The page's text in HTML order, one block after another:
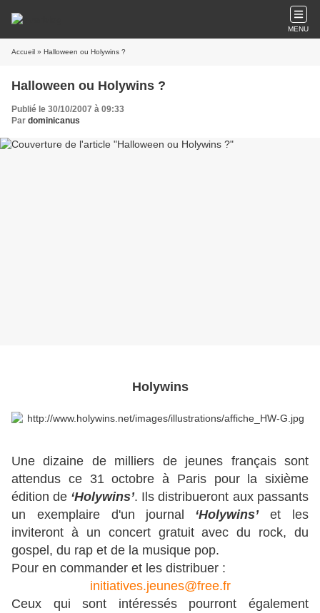
MENU
Accueil » Halloween ou Holywins ?
Halloween ou Holywins ?
Publié le 30/10/2007 à 09:33
Par dominicanus
Holywins
Une dizaine de milliers de jeunes français sont
attendus ce 31 octobre à Paris pour la sixième
édition de ‘Holywins’. Ils distribueront aux passants
un exemplaire d'un journal
‘Holywins’et les
inviteront à un concert gratuit avec du rock, du
gospel, du rap et de la musique pop.
Pour en commander et les distribuer :
initiatives.jeunes@free.fr
Ceux qui sont intéressés pourront également